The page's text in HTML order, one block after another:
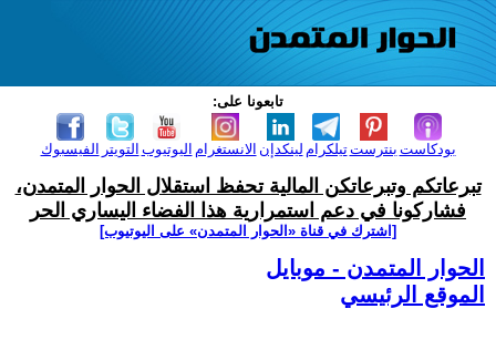
تابعونا على:
الفيسبوك التويتر اليوتيوب الانستغرام لينكدإن تيلكرامبنترست بودكاست
تبرعاتكم وتبرعاتكن المالية تحفظ استقلال الحوار المتمدن،
فشاركونا في دعم استمرارية هذا الفضاء اليساري الحر
[اشترك في قناة ‫«الحوار المتمدن» على اليوتيوب]
الحوار المتمدن - موبايل
الموقع الرئيسي